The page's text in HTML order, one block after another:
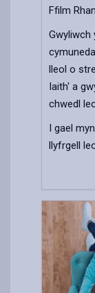
Ffilm
Gwyliwch
lleol o
Iaith' a
chwedl
I gael
llyfrgell